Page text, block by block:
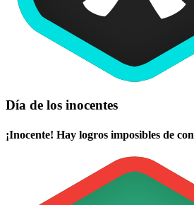
Día de los inocentes
¡Inocente! Hay logros imposibles de